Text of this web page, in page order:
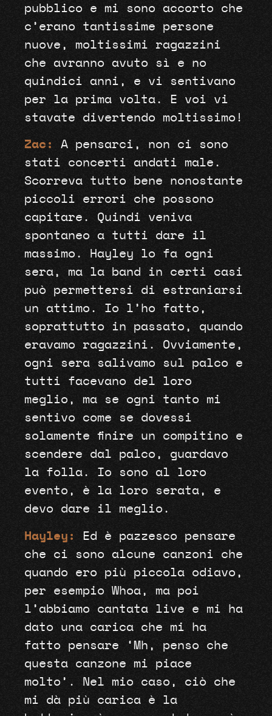
pubblico e mi sono accorto che
c’erano tantissime persone
nuove, moltissimi ragazzini
che avranno avuto sì e no
quindici anni, e vi sentivano
per la prima volta. E voi vi
stavate divertendo moltissimo!
Zac:
A pensarci, non ci sono
stati concerti andati male.
Scorreva tutto bene nonostante
piccoli errori che possono
capitare. Quindi veniva
spontaneo a tutti dare il
massimo. Hayley lo fa ogni
sera, ma la band in certi casi
può permettersi di estraniarsi
un attimo. Io l’ho fatto,
soprattutto in passato, quando
eravamo ragazzini. Ovviamente,
ogni sera salivamo sul palco e
tutti facevano del loro
meglio, ma se ogni tanto mi
sentivo come se dovessi
solamente finire un compitino e
scendere dal palco, guardavo
la folla. Io sono al loro
evento, è la loro serata, e
devo dare il meglio.
Hayley:
Ed è pazzesco pensare
che ci sono alcune canzoni che
quando ero più piccola odiavo,
per esempio Whoa, ma poi
l’abbiamo cantata live e mi ha
dato una carica che mi ha
fatto pensare ‘Mh, penso che
questa canzone mi piace
molto’. Nel mio caso, ciò che
mi dà più carica è la